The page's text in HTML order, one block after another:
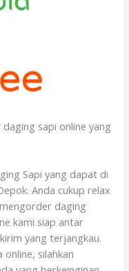
sapi online yang
Sapi yang dapat di
Anda cukup relax
daging
kami siap antar
yang terjangkau.
silahkan